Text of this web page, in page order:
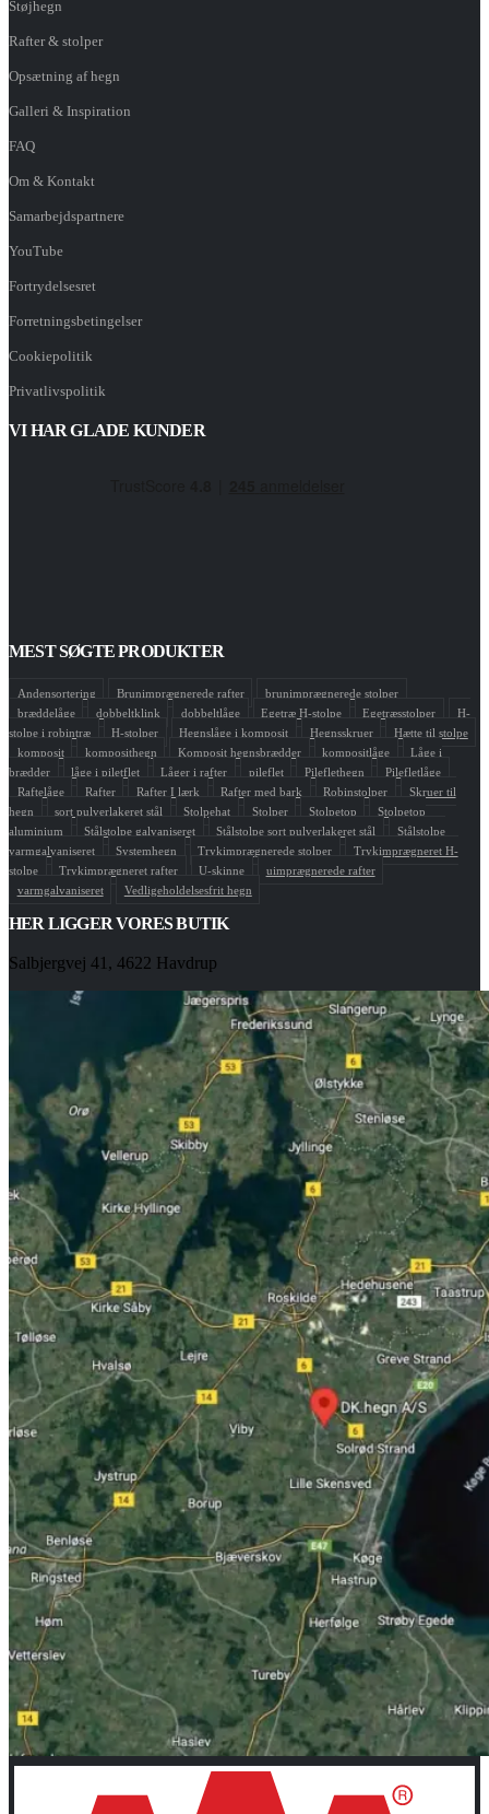
Støjhegn
Rafter & stolper
Opsætning af hegn
Galleri & Inspiration
FAQ
Om & Kontakt
Samarbejdspartnere
YouTube
Fortrydelsesret
Forretningsbetingelser
Cookiepolitik
Privatlivspolitik
VI HAR GLADE KUNDER
MEST SØGTE PRODUKTER
Andensortering Brunimprægnerede rafter
brunimprægnerede stolper
bræddelåge
dobbeltklink dobbeltlåge Egetræ H-stolpe Egetræsstolper
H-
stolpe i robintræ
H-stolper Hegnslåge i komposit Hegnsskruer
Hætte til stolpe
komposit
komposithegn Komposit hegnsbrædder kompositlåge
Låge i
brædder
låge i piletflet Låger i rafter pileflet Pileflethegn
Pilefletlåge
Raftelåge
Rafter Rafter I lærk Rafter med bark Robinstolper
Skruer til
hegn
sort pulverlakeret stål Stolpehat Stolper Stolpetop
Stolpetop
aluminium
Stålstolpe galvaniseret Stålstolpe sort pulverlakeret stål
Stålstolpe
varmgalvaniseret
Systemhegn Trykimprægnerede stolper
Trykimprægneret H-
stolpe
Trykimprægneret rafter U-skinne
uimprægnerede rafter
varmgalvaniseret
Vedligeholdelsesfrit hegn
HER LIGGER VORES BUTIK
Salbjergvej 41, 4622 Havdrup